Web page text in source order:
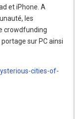
et iPhone. A
les
crowdfunding
sur PC ainsi
cities-of-